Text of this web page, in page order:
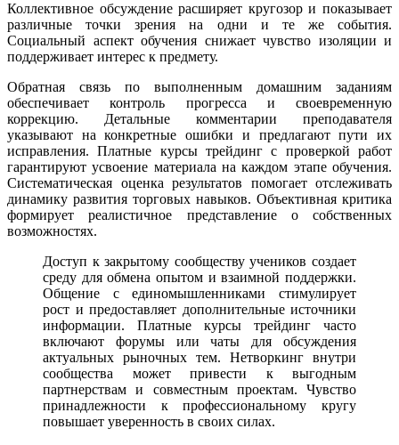
Коллективное обсуждение расширяет кругозор и показывает
различные точки зрения на одни и те же события.
Социальный аспект обучения снижает чувство изоляции и
поддерживает интерес к предмету.
Обратная связь по выполненным домашним заданиям
обеспечивает контроль прогресса и своевременную
коррекцию. Детальные комментарии преподавателя
указывают на конкретные ошибки и предлагают пути их
исправления. Платные курсы трейдинг с проверкой работ
гарантируют усвоение материала на каждом этапе обучения.
Систематическая оценка результатов помогает отслеживать
динамику развития торговых навыков. Объективная критика
формирует реалистичное представление о собственных
возможностях.
Доступ к закрытому сообществу учеников создает
среду для обмена опытом и взаимной поддержки.
Общение с единомышленниками стимулирует
рост и предоставляет дополнительные источники
информации. Платные курсы трейдинг часто
включают форумы или чаты для обсуждения
актуальных рыночных тем. Нетворкинг внутри
сообщества может привести к выгодным
партнерствам и совместным проектам. Чувство
принадлежности к профессиональному кругу
повышает уверенность в своих силах.